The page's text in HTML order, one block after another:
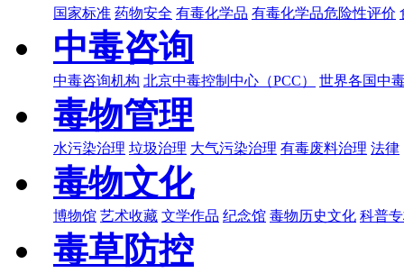
国家标准 药物安全 有毒化学品 有毒化学品危险性评价
中毒咨询
中毒咨询机构 北京中毒控制中心（PCC） 世界各国中
毒物管理
水污染治理 垃圾治理 大气污染治理 有毒废料治理 法律
毒物文化
博物馆 艺术收藏 文学作品 纪念馆 毒物历史文化 科普
毒草防控